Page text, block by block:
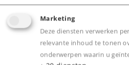
Marketing
Deze diensten verwerken
relevante inhoud te tonen
onderwerpen waarin u